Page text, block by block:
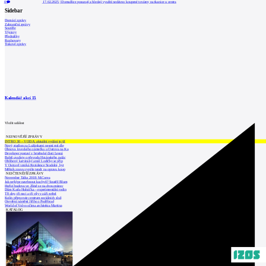
0 17.02.2025 |Domažlice posuzují a hledají využití nedávno koupené továrny na tkanice u centra
Sidebar
Domácí zprávy
Zahraniční zprávy
Soutěže
Výstavy
Přednášky
Rozhovory
Tiskové zprávy
Kalendář akcí 15
Vložit událost
NEJNOVĚJŠÍ ZPRÁVY
INTRO 30 – VODA: aktuální vydání je již
Nový stadion za Lužánkami nesmí mít dle
Obnova loveckého zámečku u Ostrova na Ka
Developer postaví v brněnské části Lesná
Babiš uvažuje o převodu Hrzánského palác
Oblíbený karvinský areál Lodičky se přip
V Ostravě vzniká Rezidence Stodolní, byt
Mělník znovu vypíše tendr na opravu koup
NEJČTENĚJŠÍ ZPRÁVY
November Talks 2018: M.Corea
Jak nejlépe navrhnout kuchyň? Soutěž Blum
Hořící budova ve Zlíně se na dvou místec
Dům Karla Hubáčka – experimentální rodin
Tři dny, tři noci a tři vily v záři světel
Kolín připravuje centrum sociálních služ
Otevření náměstí Jiřího z Poděbrad
World of Volvo očima architekta Martina
KATALOG